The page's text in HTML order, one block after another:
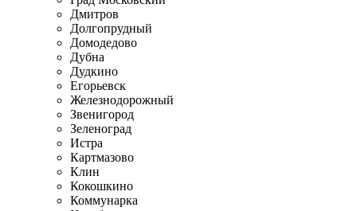
Дмитров
Долгопрудный
Домодедово
Дубна
Дудкино
Егорьевск
Железнодорожный
Звенигород
Зеленоград
Истра
Картмазово
Клин
Кокошкино
Коммунарка